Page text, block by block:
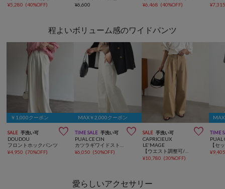
¥5,280 (40%OFF)
¥6,600
¥6,468 (40%OFF) ¥
程よいボリューム感のワイドパンツ
￥1,000クーポン
SALE 手洗い可 
DOUDOU
フロントホックパンツ
¥4,950 (70%OFF)
MAX￥2,000クーポン
TIME SALE 手洗い可 
PUAL CE CIN
カツラギワイドストレートパンツ
¥6,050 (50%OFF)
SALE 手洗い可 
CAPRICIEUX
LE'MAGE
【ウエスト調整可/低身長サイズあり】2タックチノパン
¥10,780 (30%OFF)
TIME
PUAL
¥
愛らしいアクセサリー